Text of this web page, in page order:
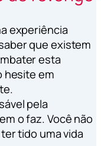
experiência
que existem
esta
hesite em
pela
o faz. Você não
tido uma vida